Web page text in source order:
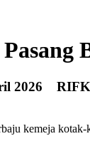
2026
kemeja